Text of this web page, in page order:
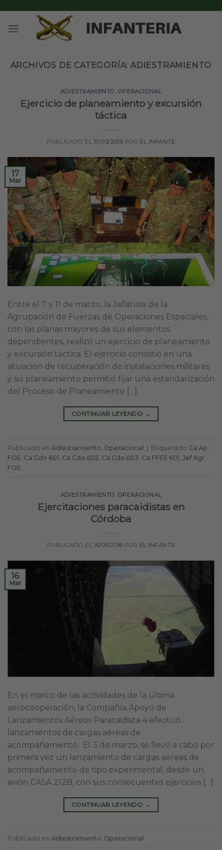
content
ARCHIVOS DE CATEGORÍA:ADIESTRAMIENTO
ADIESTRAMIENTO , OPERACIONAL
Ejercicio de planeamiento y excursión
táctica
PUBLICADO EL 17/03/2016 POR EL INFANTE
17
Mar
Entre el 7 y 11 de marzo, la Jefatura de la
Agrupación de Fuerzas de Operaciones Especiales,
con las planas mayores de sus elementos
dependientes, realizó un ejercicio de planeamiento
y excursión táctica. El ejercicio consistió en una
situación de recuperación de instalaciones militares
y su planeamiento permitió fijar una estandarización
del Proceso de Planeamiento […]
CONTINUAR LEYENDO →
Publicado en Adiestramiento Operacional | Etiquetado Ca Ap
FOE Ca Cdo 601 Ca Cdo 602 Ca Cdo 603 Ca FFEE 601 Jef Agr
FOE
ADIESTRAMIENTO , OPERACIONAL
Ejercitaciones paracaidistas en
Córdoba
PUBLICADO EL16/03/2016 POR EL INFANTE
16
Mar
En el marco de las actividades de la última
aerocooperación, la Compañía Apoyo de
Lanzamientos Aéreos Paracaidista 4 efectuó
lanzamientos de cargas aéreas de
acompañamiento. El 3 de marzo, se llevó a cabo por
primera vez un lanzamiento de cargas aéreas de
acompañamiento de tipo experimental, desde un
avión CASA 212B, con sus consecuentes ejercicios […]
CONTINUAR LEYENDO →
Publicado en Adiestramiento, Operacional